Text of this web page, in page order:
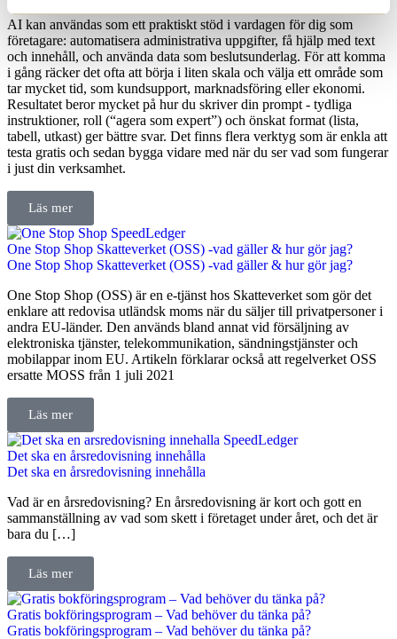
AI kan användas som ett praktiskt stöd i vardagen för dig som
företagare: automatisera administrativa uppgifter, få hjälp med text
och innehåll, och använda data som beslutsunderlag. För att komma
i gång räcker det ofta att börja i liten skala och välja ett område som
tar mycket tid, som kundsupport, marknadsföring eller ekonomi.
Resultatet beror mycket på hur du skriver din prompt - tydliga
instruktioner, roll (“agera som expert”) och önskat format (lista,
tabell, utkast) ger bättre svar. Det finns flera verktyg som är enkla att
testa gratis och sedan bygga vidare med när du ser vad som fungerar
i just din verksamhet.
Läs mer
One Stop Shop Skatteverket (OSS) -vad gäller & hur gör jag?
One Stop Shop Skatteverket (OSS) -vad gäller & hur gör jag?
One Stop Shop (OSS) är en e-tjänst hos Skatteverket som gör det
enklare att redovisa utländsk moms när du säljer till privatpersoner i
andra EU-länder. Den används bland annat vid försäljning av
elektroniska tjänster, telekommunikation, sändningstjänster och
mobilappar inom EU. Artikeln förklarar också att regelverket OSS
ersatte MOSS från 1 juli 2021
Läs mer
Det ska en årsredovisning innehålla
Det ska en årsredovisning innehålla
Vad är en årsredovisning? En årsredovisning är kort och gott en
sammanställning av vad som skett i företaget under året, och det är
bara du […]
Läs mer
Gratis bokföringsprogram – Vad behöver du tänka på?
Gratis bokföringsprogram – Vad behöver du tänka på?